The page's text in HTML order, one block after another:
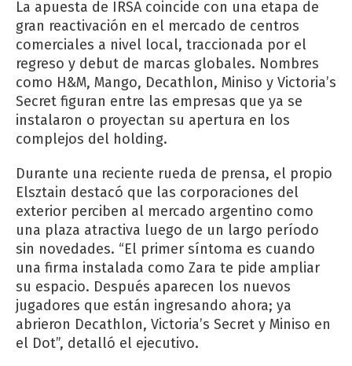
La apuesta de IRSA coincide con una etapa de
gran reactivación en el mercado de centros
comerciales a nivel local, traccionada por el
regreso y debut de marcas globales. Nombres
como H&M, Mango, Decathlon, Miniso y Victoria’s
Secret figuran entre las empresas que ya se
instalaron o proyectan su apertura en los
complejos del holding.
Durante una reciente rueda de prensa, el propio
Elsztain destacó que las corporaciones del
exterior perciben al mercado argentino como
una plaza atractiva luego de un largo período
sin novedades. “El primer síntoma es cuando
una firma instalada como Zara te pide ampliar
su espacio. Después aparecen los nuevos
jugadores que están ingresando ahora; ya
abrieron Decathlon, Victoria’s Secret y Miniso en
el Dot”, detalló el ejecutivo.